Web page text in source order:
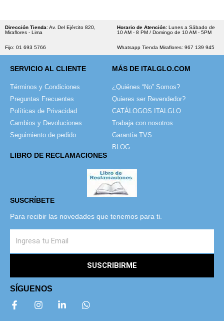
Dirección Tienda: Av. Del Ejército 820,
Miraflores - Lima
Fijo: 01 693 5766
Horario de Atención: Lunes a Sábado de
10 AM - 8 PM / Domingo de 10 AM - 5PM
Whatsapp Tienda Miraflores: 967 139 945
SERVICIO AL CLIENTE
Términos y Condiciones
Preguntas Frecuentes
Políticas de Privacidad
Cambios y Devoluciones
Seguimiento de pedido
MÁS DE ITALGLO.COM
¿Quiénes “No” Somos?
Quieres ser Revendedor?
CATÁLOGOS ITALGLO
Trabaja con nosotros
Garantía TVS
BLOG
LIBRO DE RECLAMACIONES
SUSCRÍBETE
Para recibir las novedades que tenemos para ti.
SUSCRIBIRME
SÍGUENOS